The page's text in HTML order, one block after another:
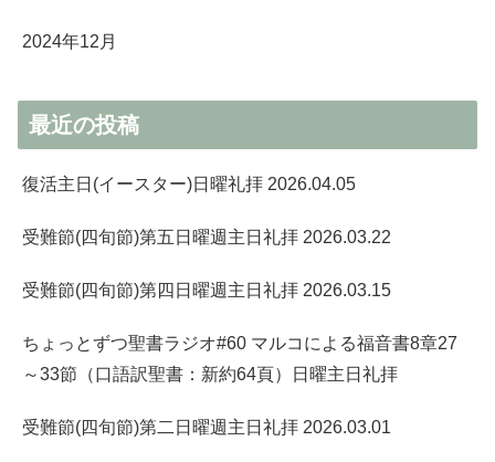
2024年12月
最近の投稿
復活主日(イースター)日曜礼拝 2026.04.05
受難節(四旬節)第五日曜週主日礼拝 2026.03.22
受難節(四旬節)第四日曜週主日礼拝 2026.03.15
ちょっとずつ聖書ラジオ#60 マルコによる福音書8章27
～33節（口語訳聖書：新約64頁）日曜主日礼拝
受難節(四旬節)第二日曜週主日礼拝 2026.03.01